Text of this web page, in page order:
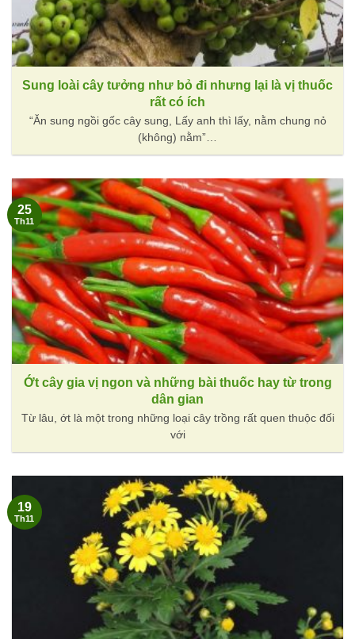
Sung loài cây tưởng như bỏ đi nhưng lại là vị thuốc
rất có ích
“Ăn sung ngồi gốc cây sung, Lấy anh thì lấy, nằm chung nỏ
(không) nằm”…
Ớt cây gia vị ngon và những bài thuốc hay từ trong
dân gian
Từ lâu, ớt là một trong những loại cây trồng rất quen thuộc đối
với
25
Th11
19
Th11